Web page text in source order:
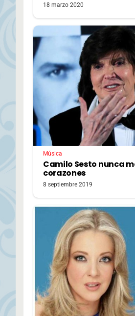
18 marzo 2020
Música
Camilo Sesto nunca
corazones
8 septiembre 2019